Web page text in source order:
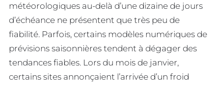
météorologiques au-delà d’une dizaine de jours
d’échéance ne présentent que très peu de
fiabilité. Parfois, certains modèles numériques de
prévisions saisonnières tendent à dégager des
tendances fiables. Lors du mois de janvier,
certains sites annonçaient l’arrivée d’un froid